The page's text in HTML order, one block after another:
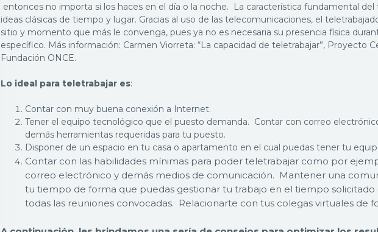
entonces no importa si los haces en el día o la noche. La característica fundamental
ideas clásicas de tiempo y lugar. Gracias al uso de las telecomunicaciones, el
sitio y momento que más le convenga, pues ya no es necesaria su presencia física
específico. Más información: Carmen Viorreta: “La capacidad de teletrabajar”, Proyecto
Fundación ONCE.
Lo ideal para teletrabajar es:
Contar con muy buena conexión a Internet.
Tener el equipo tecnológico que el puesto demanda. Contar con correo
demás herramientas requeridas para tu puesto.
Disponer de un espacio en tu casa o apartamento en el cual puedas tener tu
Contar con las habilidades mínimas para poder teletrabajar como por
correo electrónico y demás medios de comunicación. Mantener una
tu tiempo de forma que puedas gestionar tu trabajo en el tiempo solicitado
todas las reuniones convocadas. Relacionarte con tus colegas virtuales de